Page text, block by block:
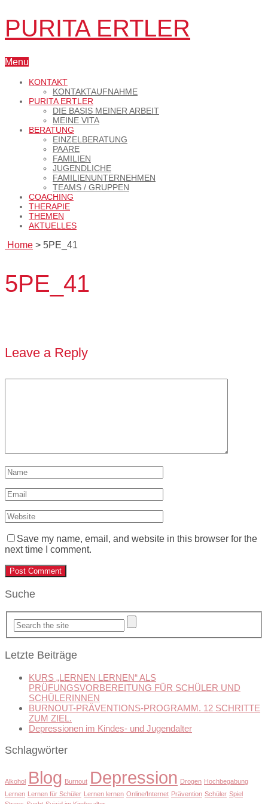
PURITA ERTLER
Menu
KONTAKT
KONTAKTAUFNAHME
PURITA ERTLER
DIE BASIS MEINER ARBEIT
MEINE VITA
BERATUNG
EINZELBERATUNG
PAARE
FAMILIEN
JUGENDLICHE
FAMILIENUNTERNEHMEN
TEAMS / GRUPPEN
COACHING
THERAPIE
THEMEN
AKTUELLES
Home > 5PE_41
5PE_41
Leave a Reply
Save my name, email, and website in this browser for the
next time I comment.
Suche
Letzte Beiträge
KURS „LERNEN LERNEN“ ALS
PRÜFUNGSVORBEREITUNG FÜR SCHÜLER UND
SCHÜLERINNEN
BURNOUT-PRÄVENTIONS-PROGRAMM. 12 SCHRITTE
ZUM ZIEL.
Depressionen im Kindes- und Jugendalter
Schlagwörter
Alkohol Blog Burnout Depression Drogen Hochbegabung
Lernen
Lernen für Schüler Lernen lernen Online/Internet Prävention Schüler Spiel